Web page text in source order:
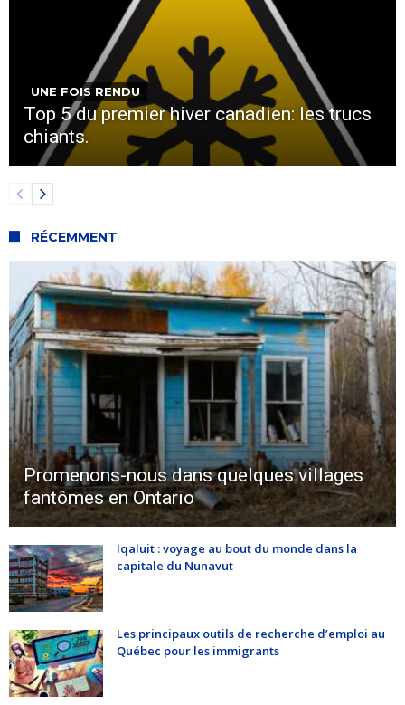
UNE FOIS RENDU
Top 5 du premier hiver canadien: les trucs
chiants.
RÉCEMMENT
Promenons-nous dans quelques villages
fantômes en Ontario
Iqaluit : voyage au bout du monde dans la
capitale du Nunavut
Les principaux outils de recherche d’emploi au
Québec pour les immigrants